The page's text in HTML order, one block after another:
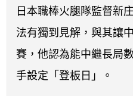
日本職棒火腿隊監督新
法有獨到見解，與其讓
賽，他認為能中繼長局
手設定「登板日」。